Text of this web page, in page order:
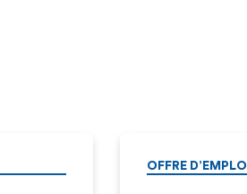
OFFRE D’EMPLOI